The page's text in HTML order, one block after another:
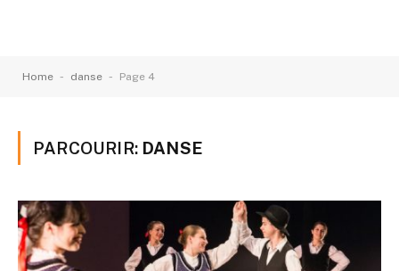
Home - danse - Page 4
PARCOURIR: DANSE